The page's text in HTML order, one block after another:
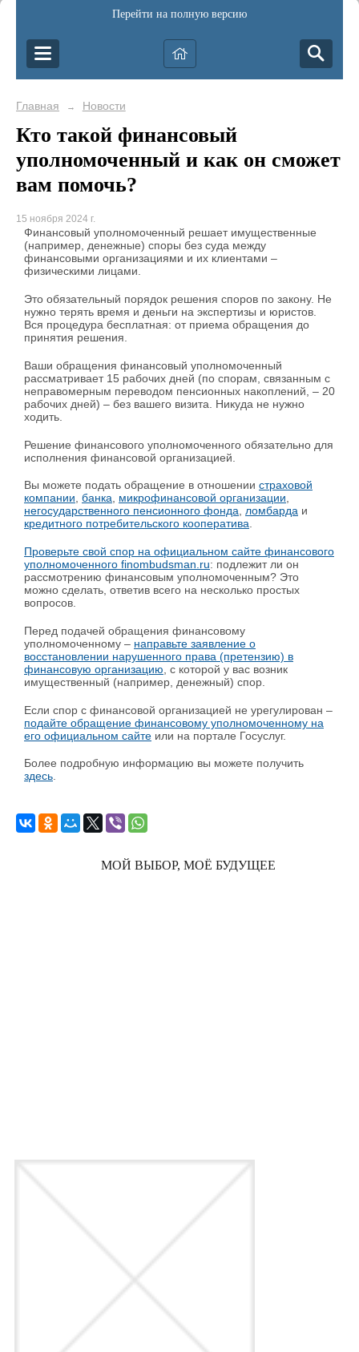
Перейти на полную версию
Главная → Новости
Кто такой финансовый
уполномоченный и как он сможет
вам помочь?
15 ноября 2024 г.
Финансовый уполномоченный решает имущественные
(например, денежные) споры без суда между
финансовыми организациями и их клиентами –
физическими лицами.
Это обязательный порядок решения споров по закону. Не
нужно терять время и деньги на экспертизы и юристов.
Вся процедура бесплатная: от приема обращения до
принятия решения.
Ваши обращения финансовый уполномоченный
рассматривает 15 рабочих дней (по спорам, связанным с
неправомерным переводом пенсионных накоплений, – 20
рабочих дней) – без вашего визита. Никуда не нужно
ходить.
Решение финансового уполномоченного обязательно для
исполнения финансовой организацией.
Вы можете подать обращение в отношении страховой
компании, банка, микрофинансовой организации,
негосударственного пенсионного фонда, ломбарда и
кредитного потребительского кооператива.
Проверьте свой спор на официальном сайте финансового
уполномоченного finombudsman.ru: подлежит ли он
рассмотрению финансовым уполномоченным? Это
можно сделать, ответив всего на несколько простых
вопросов.
Перед подачей обращения финансовому
уполномоченному – направьте заявление о
восстановлении нарушенного права (претензию) в
финансовую организацию , с которой у вас возник
имущественный (например, денежный) спор.
Если спор с финансовой организацией не урегулирован –
подайте обращение финансовому уполномоченному на
его официальном сайте или на портале Госуслуг.
Более подробную информацию вы можете получить
здесь.
МОЙ ВЫБОР, МОЁ БУДУЩЕЕ